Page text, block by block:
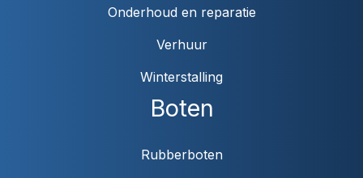
Boten
Rubberboten
Onderhoud en reparatie
Verhuur
Winterstalling